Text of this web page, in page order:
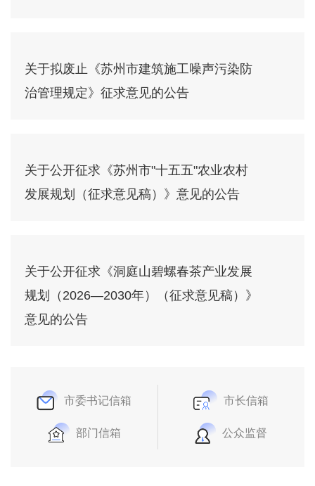
关于拟废止《苏州市建筑施工噪声污染防
治管理规定》征求意见的公告
关于公开征求《苏州市"十五五"农业农村
发展规划（征求意见稿）》意见的公告
关于公开征求《洞庭山碧螺春茶产业发展
规划（2026—2030年）（征求意见稿）》
意见的公告
市委书记信箱 市长信箱
部门信箱 公众监督